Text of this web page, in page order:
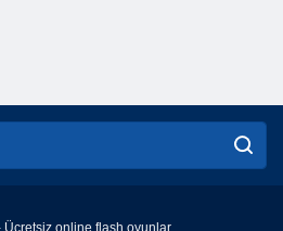
online flash oyunlar